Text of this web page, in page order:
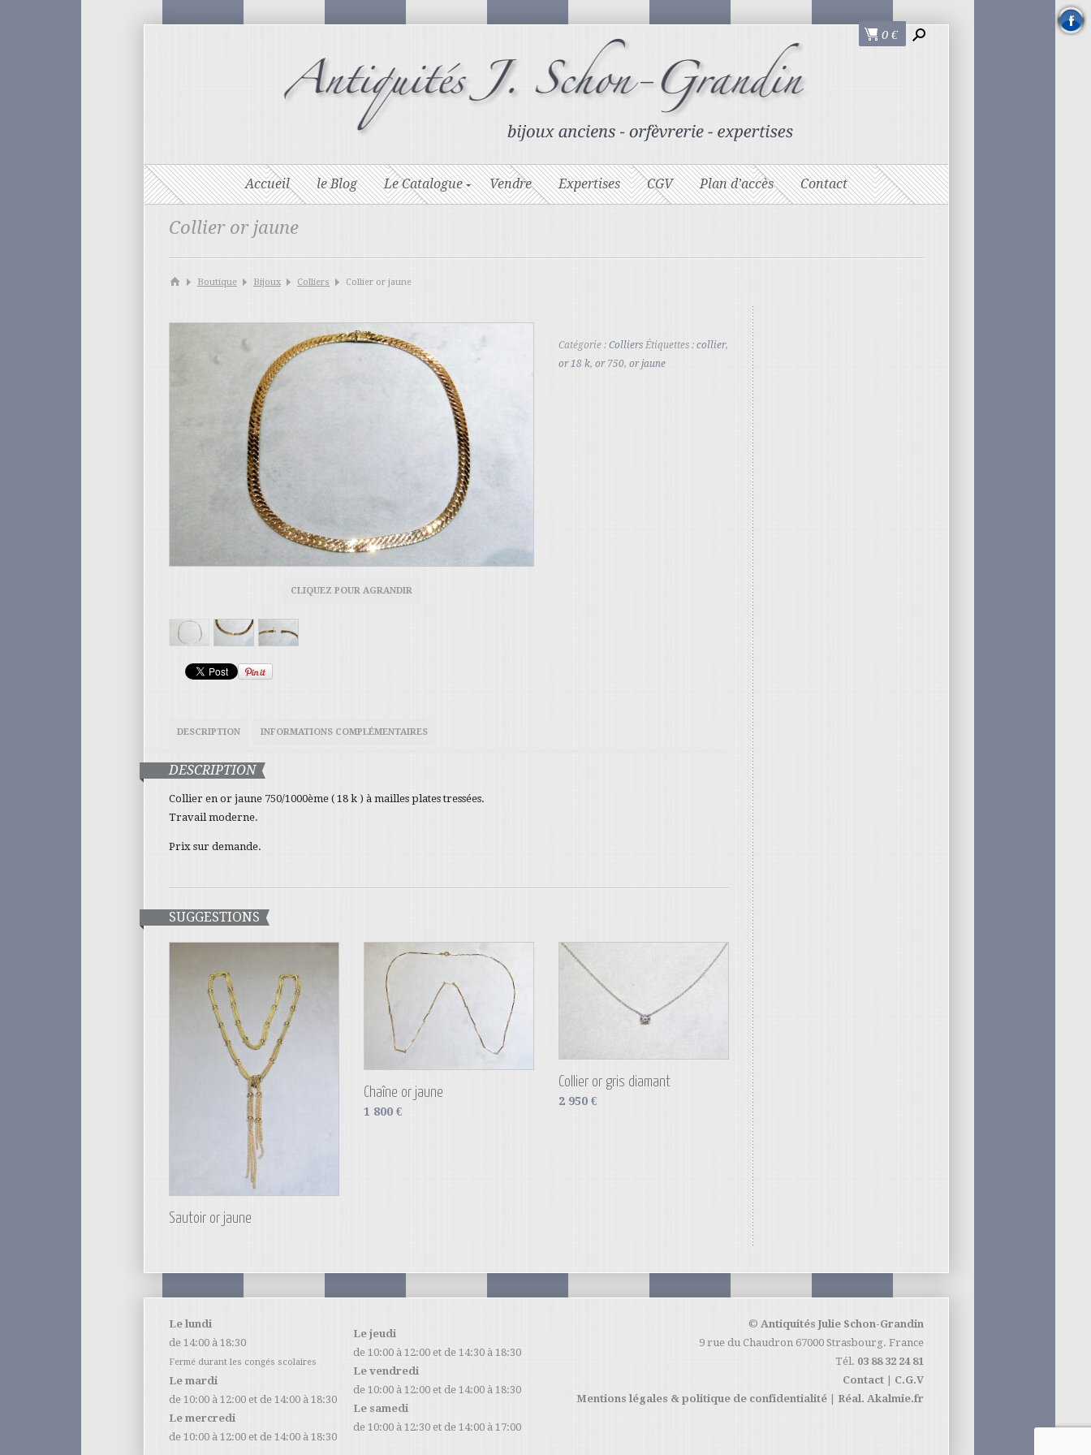
0 €
Accueil le Blog Le Catalogue Vendre Expertises CGV Plan d’accès Contact
Collier or jaune
Boutique Bijoux Colliers Collier or jaune
CLIQUEZ POUR AGRANDIR
Catégorie : Colliers Étiquettes : collier,
or 18 k, or 750, or jaune
DESCRIPTION INFORMATIONS COMPLÉMENTAIRES
DESCRIPTION
Collier en or jaune 750/1000ème ( 18 k ) à mailles plates tressées.
Travail moderne.
Prix sur demande.
SUGGESTIONS
Sautoir or jaune
Chaîne or jaune
1 800 €
Collier or gris diamant
2 950 €
Le lundi
de 14:00 à 18:30
Fermé durant les congés scolaires
Le mardi
de 10:00 à 12:00 et de 14:00 à 18:30
Le mercredi
de 10:00 à 12:00 et de 14:00 à 18:30
Le jeudi
de 10:00 à 12:00 et de 14:30 à 18:30
Le vendredi
de 10:00 à 12:00 et de 14:00 à 18:30
Le samedi
de 10:00 à 12:30 et de 14:00 à 17:00
© Antiquités Julie Schon-Grandin
9 rue du Chaudron 67000 Strasbourg. France
Tél. 03 88 32 24 81
Contact
C.G.V
Mentions légales & politique de confidentialité
Réal. Akalmie.fr